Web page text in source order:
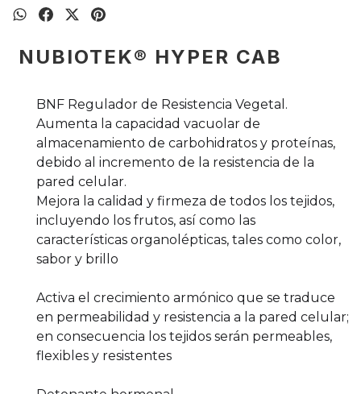
NUBIOTEK® HYPER CAB
BNF Regulador de Resistencia Vegetal.
Aumenta la capacidad vacuolar de
almacenamiento de carbohidratos y proteínas,
debido al incremento de la resistencia de la
pared celular.
Mejora la calidad y firmeza de todos los tejidos,
incluyendo los frutos, así como las
características organolépticas, tales como color,
sabor y brillo
Activa el crecimiento armónico que se traduce
en permeabilidad y resistencia a la pared celular;
en consecuencia los tejidos serán permeables,
flexibles y resistentes